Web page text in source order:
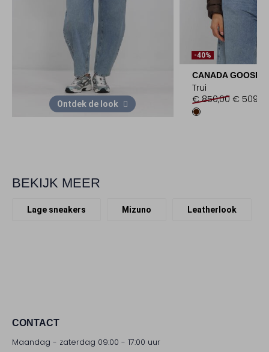
Ontdek de look
-40%
CANADA GOOSE
Trui
€ 850,00 €
BEKIJK MEER
Lage sneakers Mizuno Leatherlook
CONTACT
Maandag - zaterdag 09:00 - 17:00 uur